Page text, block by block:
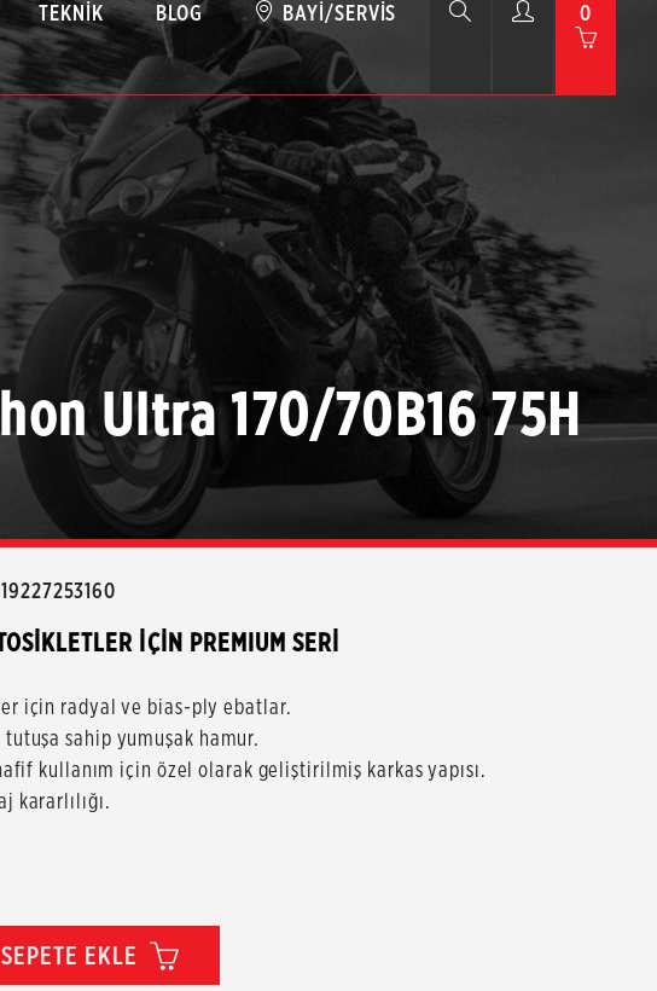
TEKNIK BLOG BAYI/SERVIS 0
Ultra 170/70B16 75H
İÇİN PREMIUM SERİ
için radyal ve bias-ply ebatlar.
sahip yumuşak hamur.
kullanım için özel olarak geliştirilmiş karkas yapısı.
kararlılığı.
SEPETE EKLE